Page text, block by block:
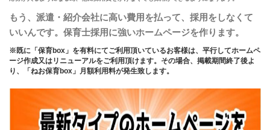
もう、派遣・紹介会社に高い費用を払って、採用をしなくて
いいんです。保育士採用に強いホームページを作ります。
※既に「保育box」を有料にてご利用頂いているお客様は、平行してホームペ
ージ作成又はリニューアルをご利用頂けます。その場合、掲載期間終了後よ
り、「ねお保育box」月額利用料が発生致します。